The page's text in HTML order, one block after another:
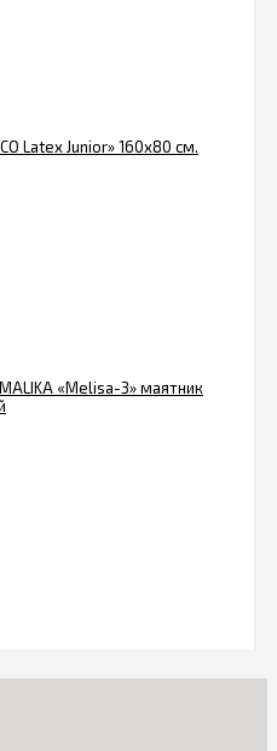
Latex Junior» 160х80 см.
«Melisa-3» маятник